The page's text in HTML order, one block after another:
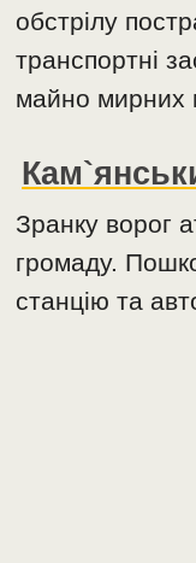
обстрілу
транспортні
майно мирних
Зранку ворог
громаду.
станцію та